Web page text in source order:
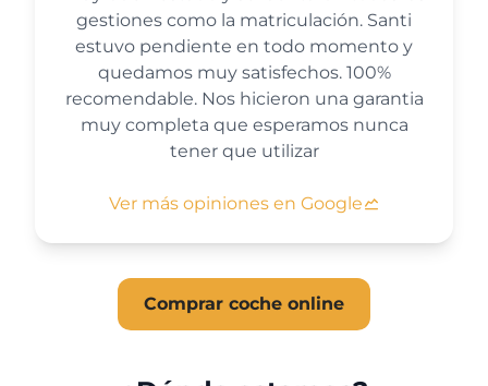
gestiones como la matriculación. Santi
estuvo pendiente en todo momento y
quedamos muy satisfechos. 100%
recomendable. Nos hicieron una garantia
muy completa que esperamos nunca
tener que utilizar
Ver más opiniones en Google
Comprar coche online